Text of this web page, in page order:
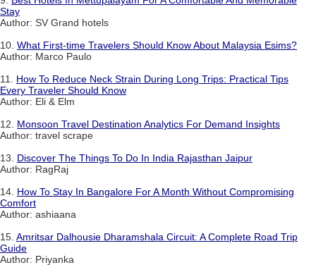
Stay
Author: SV Grand hotels
10. What First-time Travelers Should Know About Malaysia Esims?
Author: Marco Paulo
11. How To Reduce Neck Strain During Long Trips: Practical Tips
Every Traveler Should Know
Author: Eli & Elm
12. Monsoon Travel Destination Analytics For Demand Insights
Author: travel scrape
13. Discover The Things To Do In India Rajasthan Jaipur
Author: RagRaj
14. How To Stay In Bangalore For A Month Without Compromising
Comfort
Author: ashiaana
15. Amritsar Dalhousie Dharamshala Circuit: A Complete Road Trip
Guide
Author: Priyanka